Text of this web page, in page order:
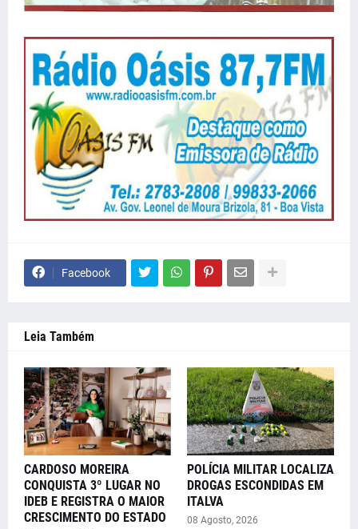
Facebook
Leia Também
CARDOSO MOREIRA
CONQUISTA 3º LUGAR NO
IDEB E REGISTRA O MAIOR
CRESCIMENTO DO ESTADO
POLÍCIA MILITAR LOCALIZA
DROGAS ESCONDIDAS EM
ITALVA
08 Agosto, 2026